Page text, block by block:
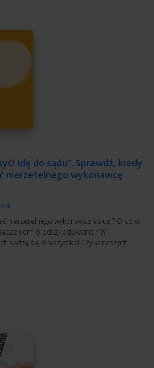
Idę do sądu”. Sprawdź, kiedy
nierzetelnego wykonawcę
nierzetelnego wykonawcę usługi? O co w
o odszkodowanie? W
sądzą się o wszystko! Czy w naszych